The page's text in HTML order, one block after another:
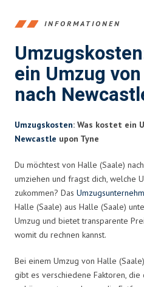
INFORMATIONEN
ein Umzug
nach
Umzugskosten: Was kostet ein
Newcastle upon Tyne
Du möchtest von Halle (Saale)
umziehen und fragst dich, welche
zukommen? Das
Halle (Saale) aus Halle (Saale)
Umzug und bietet transparente
womit du rechnen kannst.
Bei einem Umzug von Halle
gibt es verschiedene Faktoren, die